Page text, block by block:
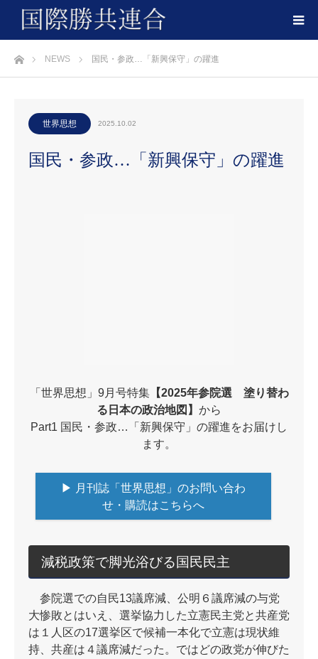
ホームNEWS 国民・参政…「新興保守」の躍進
世界思想 2025.10.02
国民・参政…「新興保守」の躍進
「世界思想」9月号特集【2025年参院選 塗り替わ
る日本の政治地図】 から
Part1 国民・参政…「新興保守」の躍進をお届けし
ます。
▶ 月刊誌「世界思想」のお問い合わ
せ・購読はこちらへ
減税政策で脚光浴びる国民民主
参院選での自民13議席減、公明６議席減の与党
大惨敗とはいえ、選挙協力した立憲民主党と共産党
は１人区の17選挙区で候補一本化で立憲は現状維
持、共産は４議席減だった。ではどの政党が伸びた